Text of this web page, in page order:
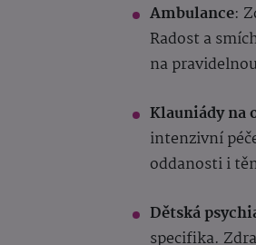
Ambulance:
Radost a
na
Klauniády na
intenzivní
oddanosti i
Dětská
specifika.